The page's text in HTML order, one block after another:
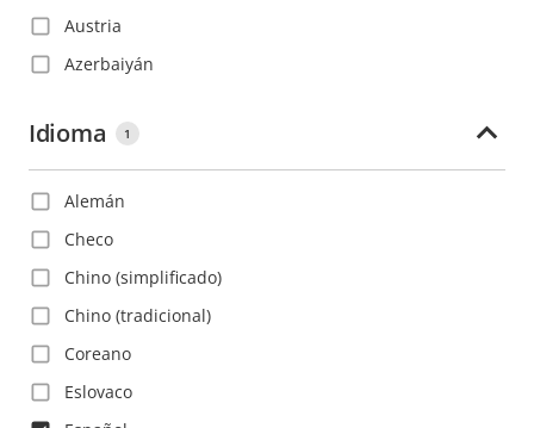
Austria
Azerbaiyán
Bahréin
Barbados
Bosnia y Herzegovina
Idioma 1
Alemán
Checo
Chino (simplificado)
Chino (tradicional)
Coreano
Eslovaco